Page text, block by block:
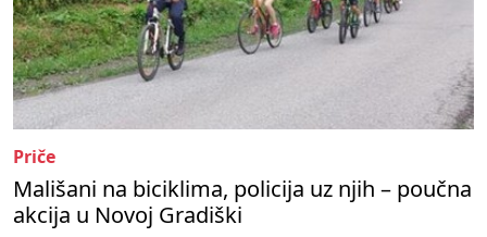
Priče
Mališani na biciklima, policija uz njih – poučna
akcija u Novoj Gradiški